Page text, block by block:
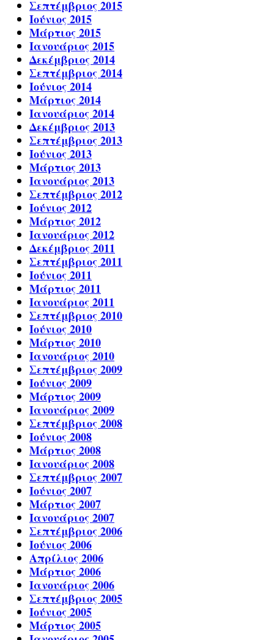
Σεπτέμβριος 2015
Ιούνιος 2015
Μάρτιος 2015
Ιανουάριος 2015
Δεκέμβριος 2014
Σεπτέμβριος 2014
Ιούνιος 2014
Μάρτιος 2014
Ιανουάριος 2014
Δεκέμβριος 2013
Σεπτέμβριος 2013
Ιούνιος 2013
Μάρτιος 2013
Ιανουάριος 2013
Σεπτέμβριος 2012
Ιούνιος 2012
Μάρτιος 2012
Ιανουάριος 2012
Δεκέμβριος 2011
Σεπτέμβριος 2011
Ιούνιος 2011
Μάρτιος 2011
Ιανουάριος 2011
Σεπτέμβριος 2010
Ιούνιος 2010
Μάρτιος 2010
Ιανουάριος 2010
Σεπτέμβριος 2009
Ιούνιος 2009
Μάρτιος 2009
Ιανουάριος 2009
Σεπτέμβριος 2008
Ιούνιος 2008
Μάρτιος 2008
Ιανουάριος 2008
Σεπτέμβριος 2007
Ιούνιος 2007
Μάρτιος 2007
Ιανουάριος 2007
Σεπτέμβριος 2006
Ιούνιος 2006
Απρίλιος 2006
Μάρτιος 2006
Ιανουάριος 2006
Σεπτέμβριος 2005
Ιούνιος 2005
Μάρτιος 2005